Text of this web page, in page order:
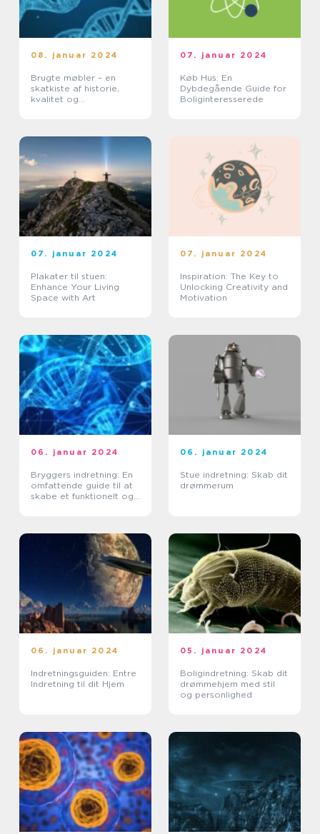
08. januar 2024
Brugte møbler – en
skatkiste af historie,
kvalitet og
07. januar 2024
Køb Hus: En
Dybdegående Guide for
Boliginteresserede
07. januar 2024
Plakater til stuen:
Enhance Your Living
Space with Art
07. januar 2024
Inspiration: The Key to
Unlocking Creativity and
Motivation
06. januar 2024
Bryggers indretning: En
omfattende guide til at
skabe et funktionelt og
06. januar 2024
Stue indretning: Skab dit
drømmerum
06. januar 2024
Indretningsguiden: Entre
Indretning til dit Hjem
05. januar 2024
Boligindretning: Skab dit
drømmehjem med stil
og personlighed